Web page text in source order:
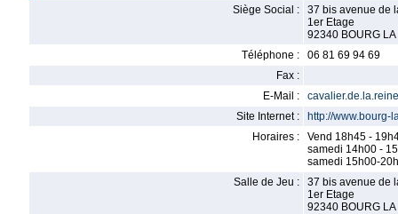
Siège Social :
37 bis avenue de
1er Etage
92340 BOURG LA
Téléphone :
06 81 69 94 69
Fax :
E-Mail :
Site Internet :
http://www.bourg-
Horaires :
Vend 18h45 -
samedi 14h00 -
samedi 15h00-
Salle de Jeu :
37 bis avenue de
1er Etage
92340 BOURG LA